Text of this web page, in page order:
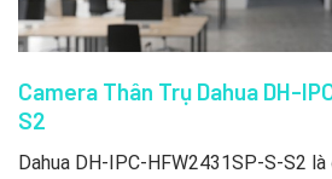
Camera Thân Trụ Dahua DH-
S2
Dahua DH-IPC-HFW2431SP-S-S2